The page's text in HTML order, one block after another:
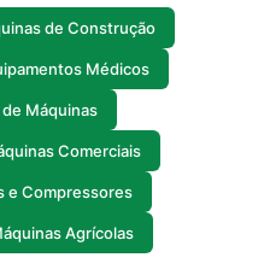
de Construção
Médicos
Máquinas
Comerciais
e Compressores
Agrícolas